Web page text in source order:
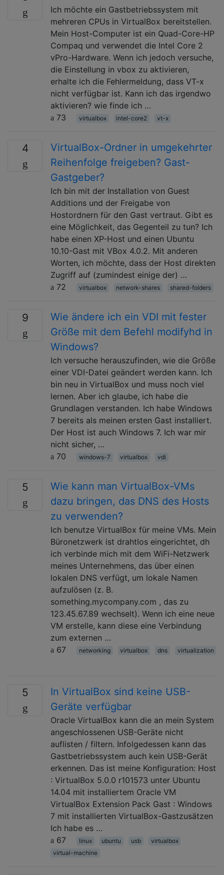
Ich möchte ein Gastbetriebssystem mit
mehreren CPUs in VirtualBox bereitstellen.
Mein Host-Computer ist ein Quad-Core-HP
Compaq und verwendet die Intel Core 2
vPro-Hardware. Wenn ich jedoch versuche,
die Einstellung in vbox zu aktivieren,
erhalte ich die Fehlermeldung, dass VT-x
nicht verfügbar ist. Kann ich das irgendwo
aktivieren? wie finde ich …
73
virtualbox intel-core2 vt-x
4
VirtualBox-Ordner in umgekehrter
Reihenfolge freigeben? Gast-
Gastgeber?
Ich bin mit der Installation von Guest
Additions und der Freigabe von
Hostordnern für den Gast vertraut. Gibt es
eine Möglichkeit, das Gegenteil zu tun? Ich
habe einen XP-Host und einen Ubuntu
10.10-Gast mit VBox 4.0.2. Mit anderen
Worten, ich möchte, dass der Host direkten
Zugriff auf (zumindest einige der) …
72
virtualbox network-shares shared-folders
9
Wie ändere ich ein VDI mit fester
Größe mit dem Befehl modifyhd in
Windows?
Ich versuche herauszufinden, wie die Größe
einer VDI-Datei geändert werden kann. Ich
bin neu in VirtualBox und muss noch viel
lernen. Aber ich glaube, ich habe die
Grundlagen verstanden. Ich habe Windows
7 bereits als meinen ersten Gast installiert.
Der Host ist auch Windows 7. Ich war mir
nicht sicher, …
70
windows-7 virtualbox vdi
5
Wie kann man VirtualBox-VMs
dazu bringen, das DNS des Hosts
zu verwenden?
Ich benutze VirtualBox für meine VMs. Mein
Büronetzwerk ist drahtlos eingerichtet, dh
ich verbinde mich mit dem WiFi-Netzwerk
meines Unternehmens, das über einen
lokalen DNS verfügt, um lokale Namen
aufzulösen (z. B.
something.mycompany.com , das zu
123.45.67.89 wechselt). Wenn ich eine neue
VM erstelle, kann diese eine Verbindung
zum externen …
67
networking virtualbox dns virtualization
5
In VirtualBox sind keine USB-
Geräte verfügbar
Oracle VirtualBox kann die an mein System
angeschlossenen USB-Geräte nicht
auflisten / filtern. Infolgedessen kann das
Gastbetriebssystem auch kein USB-Gerät
erkennen. Das ist meine Konfiguration: Host
: VirtualBox 5.0.0 r101573 unter Ubuntu
14.04 mit installiertem Oracle VM
VirtualBox Extension Pack Gast : Windows
7 mit installierten VirtualBox-Gastzusätzen
Ich habe es …
67
linux ubuntu usb
virtualbox
virtual-machine